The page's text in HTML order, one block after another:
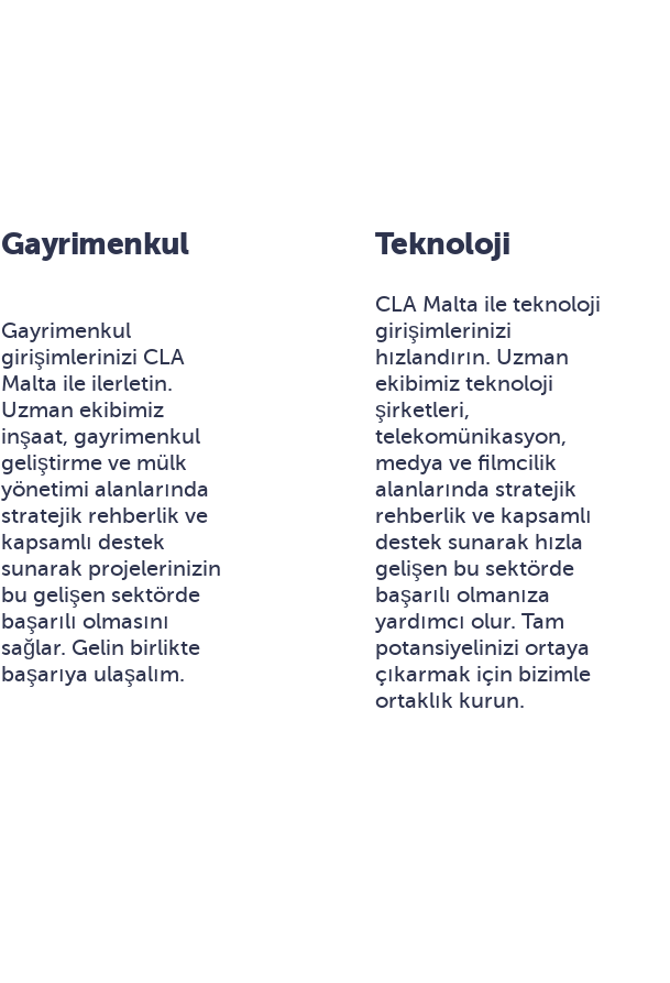
Gayrimenkul
Gayrimenkul
girişimlerinizi CLA
Malta ile ilerletin.
Uzman ekibimiz
inşaat, gayrimenkul
geliştirme ve mülk
yönetimi alanlarında
stratejik rehberlik ve
kapsamlı destek
sunarak projelerinizin
bu gelişen sektörde
başarılı olmasını
sağlar. Gelin birlikte
başarıya ulaşalım.
Teknoloji
CLA Malta ile teknoloji
girişimlerinizi
hızlandırın. Uzman
ekibimiz teknoloji
şirketleri,
telekomünikasyon,
medya ve filmcilik
alanlarında stratejik
rehberlik ve kapsamlı
destek sunarak hızla
gelişen bu sektörde
başarılı olmanıza
yardımcı olur. Tam
potansiyelinizi ortaya
çıkarmak için bizimle
ortaklık kurun.